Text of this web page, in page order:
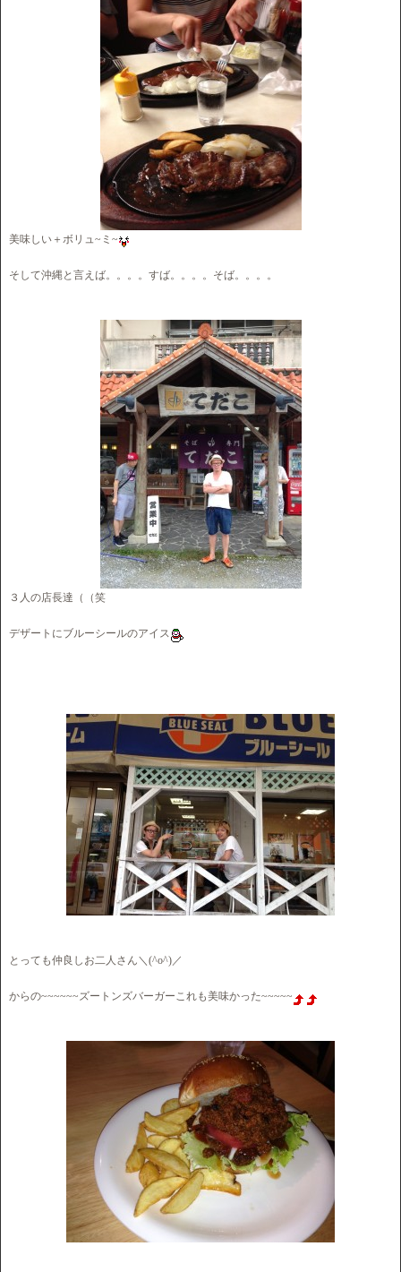
美味しい＋ボリュ~ミ~
そして沖縄と言えば。。。。すば。。。。そば。。。。
３人の店長達（（笑
デザートにブルーシールのアイス
とっても仲良しお二人さん＼(^o^)／
からの~~~~~~ズートンズバーガーこれも美味かった~~~~~